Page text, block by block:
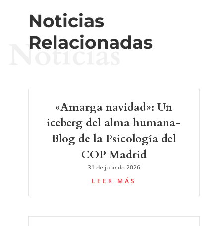
Noticias
Relacionadas
Noticias
«Amarga navidad»: Un
iceberg del alma humana-
Blog de la Psicología del
COP Madrid
31 de julio de 2026
LEER MÁS